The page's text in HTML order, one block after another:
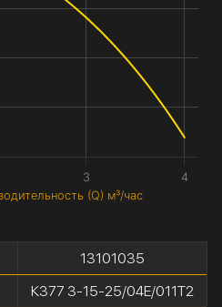
(Q) м³/час
3 4
13101035
К377 3-15-25/04Е/011Т2